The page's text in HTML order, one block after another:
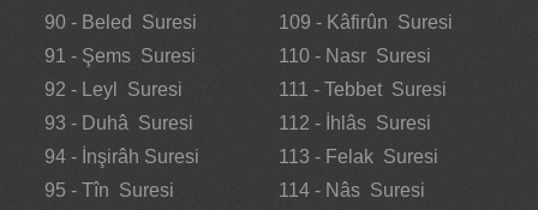
90 - Beled Suresi
91 - Şems Suresi
92 - Leyl Suresi
93 - Duhâ Suresi
94 - İnşirâh Suresi
95 - Tîn Suresi
109 - Kâfirûn Suresi
110 - Nasr Suresi
111 - Tebbet Suresi
112 - İhlâs Suresi
113 - Felak Suresi
114 - Nâs Suresi